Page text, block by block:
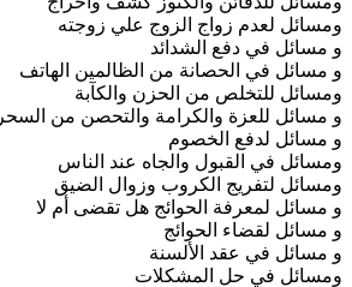
ومسائل لعدم زواج الزوج علي زوجته
و مسائل في دفع الشدائد
و مسائل في الحصانة من الظالمين الهاتف
ومسائل للتخلص من الحزن والكآبة
و مسائل للعزة والكرامة والتحصن من السحر
و مسائل لدفع الخصوم
ومسائل في القبول والجاه عند الناس
ومسائل لتفريج الكروب وزوال الضيق
و مسائل لمعرفة الحوائج هل تقضى أم لا
و مسائل لقضاء الحوائج
و مسائل في عقد الألسنة
ومسائل في حل المشكلات